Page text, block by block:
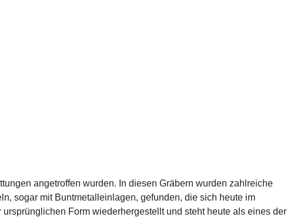
angetroffen wurden. In diesen Gräbern wurden zahlreiche
sogar mit Buntmetalleinlagen, gefunden, die sich heute im
Form wiederher­gestellt und steht heute als eines der